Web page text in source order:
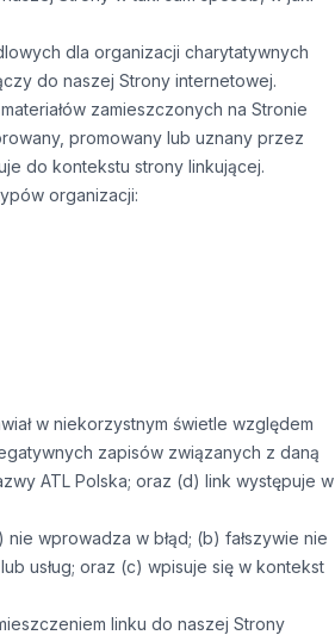
dla organizacji charytatywnych
do naszej Strony internetowej.
zamieszczonych na Stronie
promowany lub uznany przez
do kontekstu strony linkującej.
organizacji:
w niekorzystnym świetle względem
zapisów związanych z daną
ATL Polska; oraz (d) link występuje w
wprowadza w błąd; (b) fałszywie nie
usług; oraz (c) wpisuje się w kontekst
linku do naszej Strony